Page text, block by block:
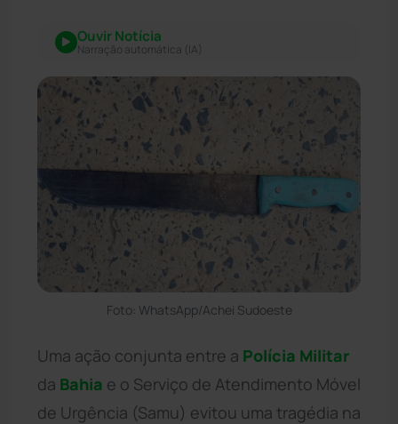
Ouvir Notícia
Narração automática (IA)
Foto: WhatsApp/Achei Sudoeste
Uma ação conjunta entre a Polícia Militar
da Bahia e o Serviço de Atendimento Móvel
de Urgência (Samu) evitou uma tragédia na